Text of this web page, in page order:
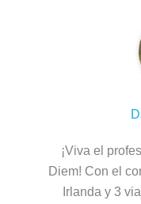
¡Viva el
Diem! Con el
Irlanda y 3